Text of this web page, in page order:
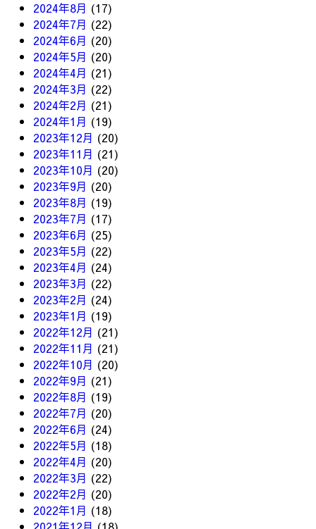
2024年8月 (17)
2024年7月 (22)
2024年6月 (20)
2024年5月 (20)
2024年4月 (21)
2024年3月 (22)
2024年2月 (21)
2024年1月 (19)
2023年12月 (20)
2023年11月 (21)
2023年10月 (20)
2023年9月 (20)
2023年8月 (19)
2023年7月 (17)
2023年6月 (25)
2023年5月 (22)
2023年4月 (24)
2023年3月 (22)
2023年2月 (24)
2023年1月 (19)
2022年12月 (21)
2022年11月 (21)
2022年10月 (20)
2022年9月 (21)
2022年8月 (19)
2022年7月 (20)
2022年6月 (24)
2022年5月 (18)
2022年4月 (20)
2022年3月 (22)
2022年2月 (20)
2022年1月 (18)